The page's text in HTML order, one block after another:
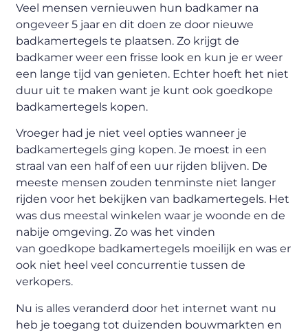
Veel mensen vernieuwen hun badkamer na
ongeveer 5 jaar en dit doen ze door nieuwe
badkamertegels te plaatsen. Zo krijgt de
badkamer weer een frisse look en kun je er weer
een lange tijd van genieten. Echter hoeft het niet
duur uit te maken want je kunt ook goedkope
badkamertegels kopen.
Vroeger had je niet veel opties wanneer je
badkamertegels ging kopen. Je moest in een
straal van een half of een uur rijden blijven. De
meeste mensen zouden tenminste niet langer
rijden voor het bekijken van badkamertegels. Het
was dus meestal winkelen waar je woonde en de
nabije omgeving. Zo was het vinden
van goedkope badkamertegels moeilijk en was er
ook niet heel veel concurrentie tussen de
verkopers.
Nu is alles veranderd door het internet want nu
heb je toegang tot duizenden bouwmarkten en